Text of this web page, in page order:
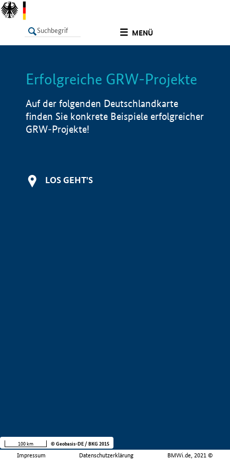
MENÜ
LISTE Info
Erfolgreiche GRW-Projekte
Auf der folgenden Deutschlandkarte
finden Sie konkrete Beispiele erfolgreicher
GRW-Projekte!
LOS GEHT'S
Impressum Datenschutzerklärung BMWi.de, 2021 ©
100 km © Geobasis-DE / BKG 2015